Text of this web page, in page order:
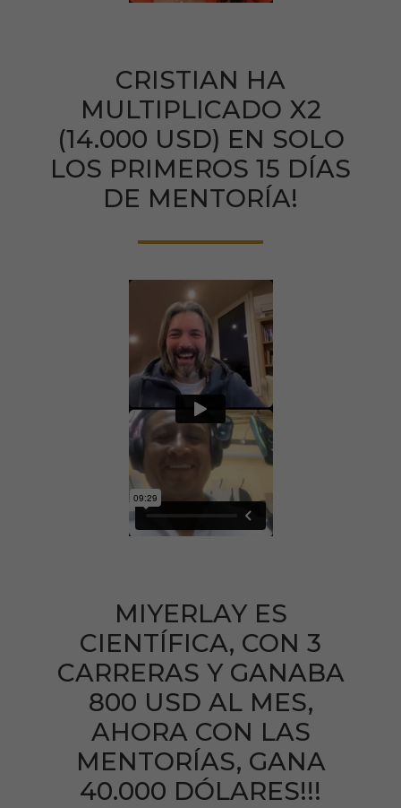
CRISTIAN HA
MULTIPLICADO X2
(14.000 USD) EN SOLO
LOS PRIMEROS 15 DÍAS
DE MENTORÍA!
MIYERLAY ES
CIENTÍFICA, CON 3
CARRERAS Y GANABA
800 USD AL MES,
AHORA CON LAS
MENTORÍAS, GANA
40.000 DÓLARES!!!